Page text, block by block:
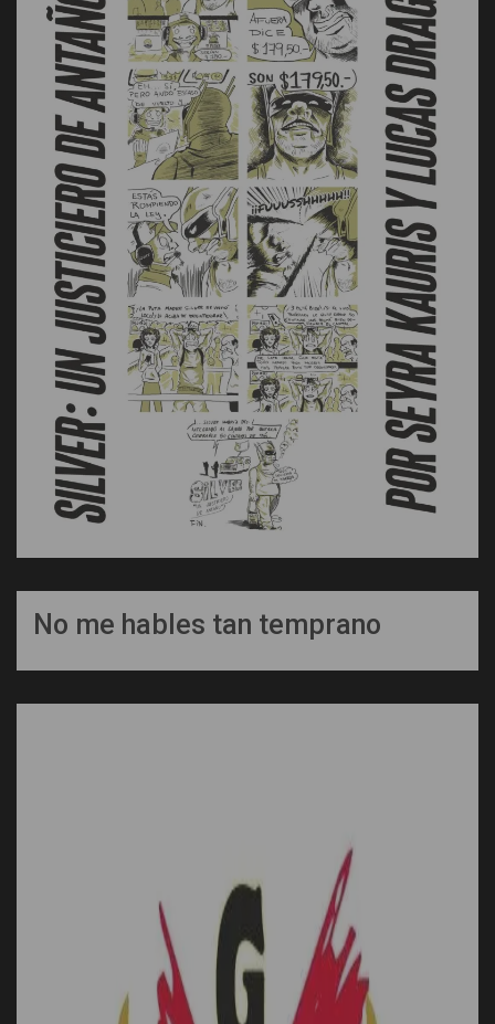
No me hables tan temprano